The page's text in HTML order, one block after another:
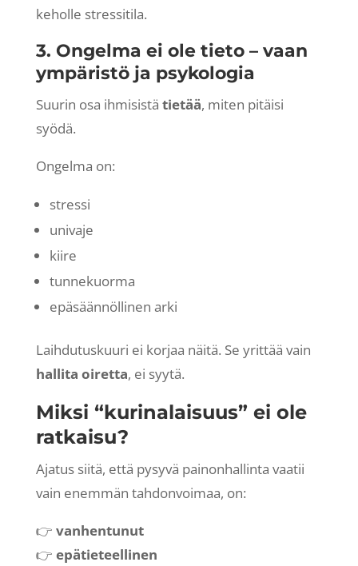
keholle stressitila.
3. Ongelma ei ole tieto – vaan
ympäristö ja psykologia
Suurin osa ihmisistä tietää, miten pitäisi
syödä.
Ongelma on:
stressi
univaje
kiire
tunnekuorma
epäsäännöllinen arki
Laihdutuskuuri ei korjaa näitä. Se yrittää vain
hallita oiretta, ei syytä.
Miksi “kurinalaisuus” ei ole
ratkaisu?
Ajatus siitä, että pysyvä painonhallinta vaatii
vain enemmän tahdonvoimaa, on:
👉 vanhentunut
👉 epätieteellinen